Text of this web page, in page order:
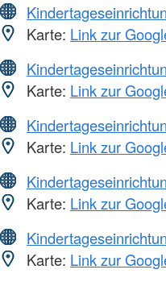
Karte: Link zur
Karte: Link zur
Karte: Link zur
Karte: Link zur
Karte: Link zur